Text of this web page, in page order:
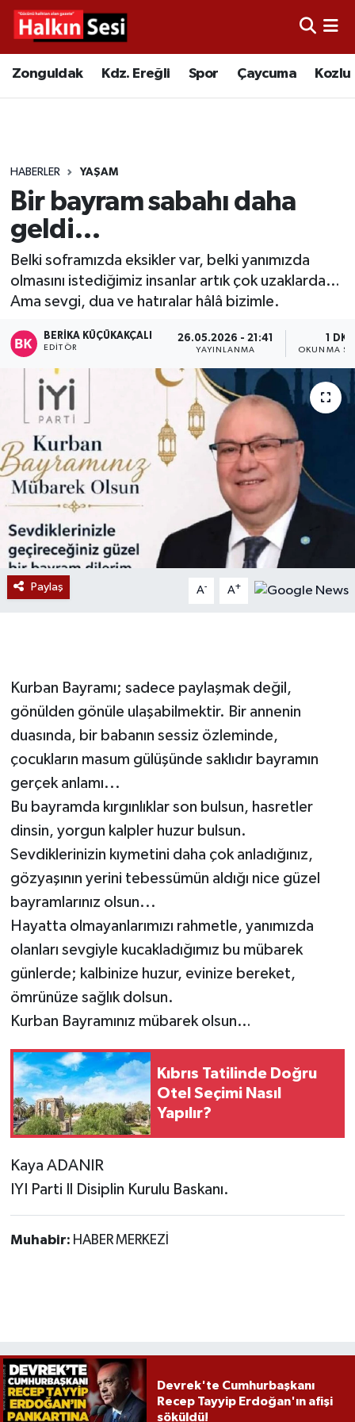
Zonguldak Kdz. Ereğli Spor Çaycuma Kozlu
HABERLER YAŞAM
Bir bayram sabahı daha
geldi…
Belki soframızda eksikler var, belki yanımızda
olmasını istediğimiz insanlar artık çok uzaklarda…
Ama sevgi, dua ve hatıralar hâlâ bizimle.
BERIKA KÜÇÜKAKÇALI
EDITÖR
26.05.2026 - 21:41
YAYINLANMA
1 DK
OKUNMA
Paylaş A- A+
Kurban Bayramı; sadece paylaşmak değil,
gönülden gönüle ulaşabilmektir. Bir annenin
duasında, bir babanın sessiz özleminde,
çocukların masum gülüşünde saklıdır bayramın
gerçek anlamı...
Bu bayramda kırgınlıklar son bulsun, hasretler
dinsin, yorgun kalpler huzur bulsun.
Sevdiklerinizin kıymetini daha çok anladığınız,
gözyaşının yerini tebessümün aldığı nice güzel
bayramlarınız olsun...
Hayatta olmayanlarımızı rahmetle, yanımızda
olanları sevgiyle kucakladığımız bu mübarek
günlerde; kalbinize huzur, evinize bereket,
ömrünüze sağlık dolsun.
Kurban Bayramınız mübarek olsun…
Kıbrıs Tatilinde Doğru
Otel Seçimi Nasıl
Yapılır?
Kaya ADANIR
IYI Parti Il Disiplin Kurulu Baskanı.
Muhabir: HABER MERKEZİ
Devrek'te Cumhurbaşkanı
Recep Tayyip Erdoğan'ın afişi
söküldü!
Video
Çaycuma
Alaplı
Asayiş
Bartın
Karabük
Devrek
Bolu
ÇEVRE
BİLİM VE TEKNOLOJİ
DUNYA
Düzce
Genel
GÜNDEM
İş ilanı
Kültür - Sanat
MAGAZİN
Politika
Resmi İlan
Röportaj
Sağlık
Spor
Ulusal
Merkez Hava Durumu
Süper Lig Puan Durumu ve Fikstür
Tüm Manşetler
Son Dakika Haberleri
Haber Arşivi